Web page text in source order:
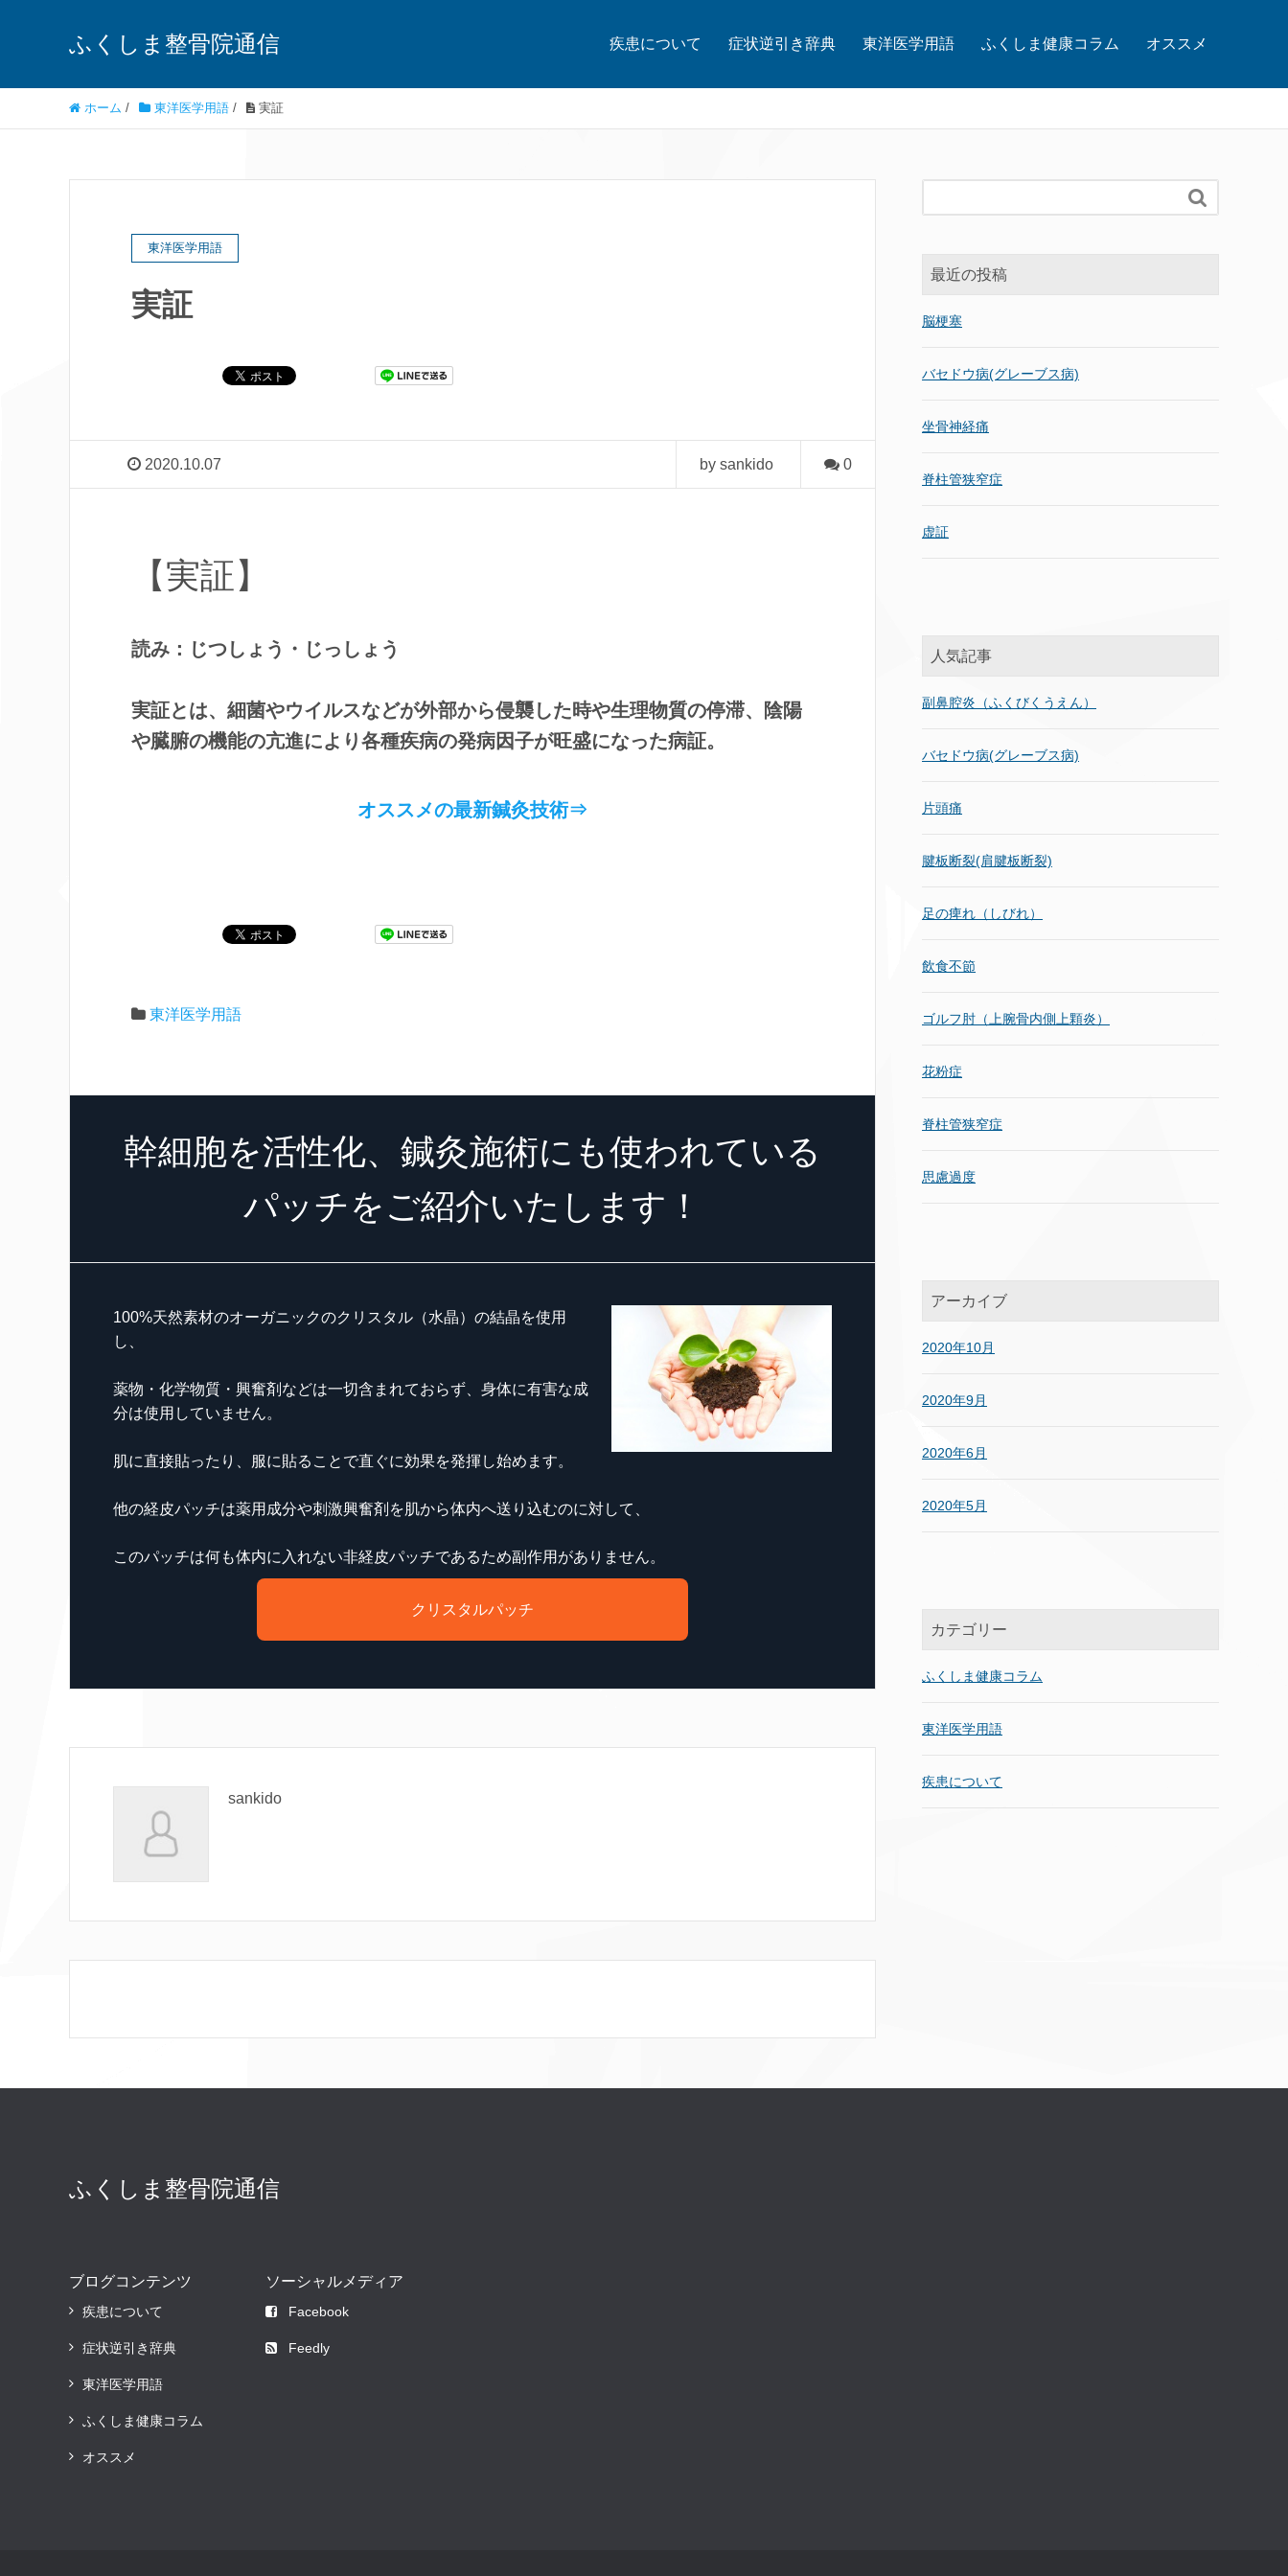
ふくしま整骨院通信 疾患について 症状逆引き辞典 東洋医学用語 ふくしま健康コラム オススメ
ホーム / 東洋医学用語 / 実証
東洋医学用語
実証
2020.10.07 by sankido 0
【実証】
読み：じつしょう・じっしょう
実証とは、細菌やウイルスなどが外部から侵襲した時や生理物質の停滞、陰陽
や臓腑の機能の亢進により各種疾病の発病因子が旺盛になった病証。
オススメの最新鍼灸技術⇒
東洋医学用語
幹細胞を活性化、鍼灸施術にも使われている
パッチをご紹介いたします！
100%天然素材のオーガニックのクリスタル（水晶）の結晶を使用
し、
薬物・化学物質・興奮剤などは一切含まれておらず、 身体に有害な成
分は使用していません。
肌に直接貼ったり、服に貼ることで直ぐに効果を発揮し始めます。
他の経皮パッチは薬用成分や刺激興奮剤を肌から体内へ送り込むのに対して、
このパッチは何も体内に入れない非経皮パッチであるため副作用がありません。
クリスタルパッチ
sankido

最近の投稿
脳梗塞
バセドウ病(グレーブス病)
坐骨神経痛
脊柱管狭窄症
虚証
人気記事
副鼻腔炎（ふくびくうえん）
バセドウ病(グレーブス病)
片頭痛
腱板断裂(肩腱板断裂)
足の痺れ（しびれ）
飲食不節
ゴルフ肘（上腕骨内側上顆炎）
花粉症
脊柱管狭窄症
思慮過度
アーカイブ
2020年10月
2020年9月
2020年6月
2020年5月
カテゴリー
ふくしま健康コラム
東洋医学用語
疾患について
ふくしま整骨院通信
ブログコンテンツ
疾患について
症状逆引き辞典
東洋医学用語
ふくしま健康コラム
オススメ
ソーシャルメディア
Facebook
Feedly